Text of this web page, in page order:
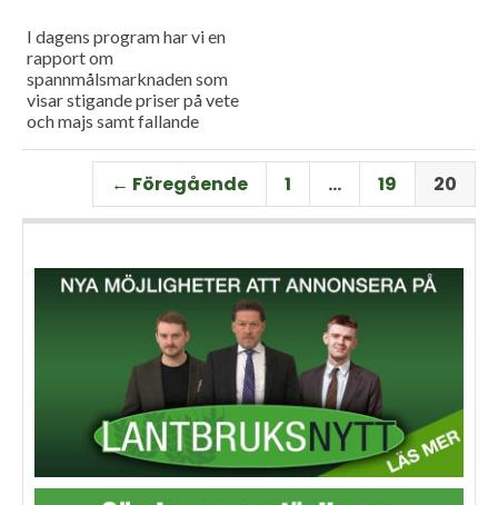
I dagens program har vi en
rapport om
spannmålsmarknaden som
visar stigande priser på vete
och majs samt fallande
premiär för vårt
måndagsprogram med en
längre intervju med Erik
Stjerndahl vd för HIR Skåne,
fältdagar.
← Föregående 1 … 19 20